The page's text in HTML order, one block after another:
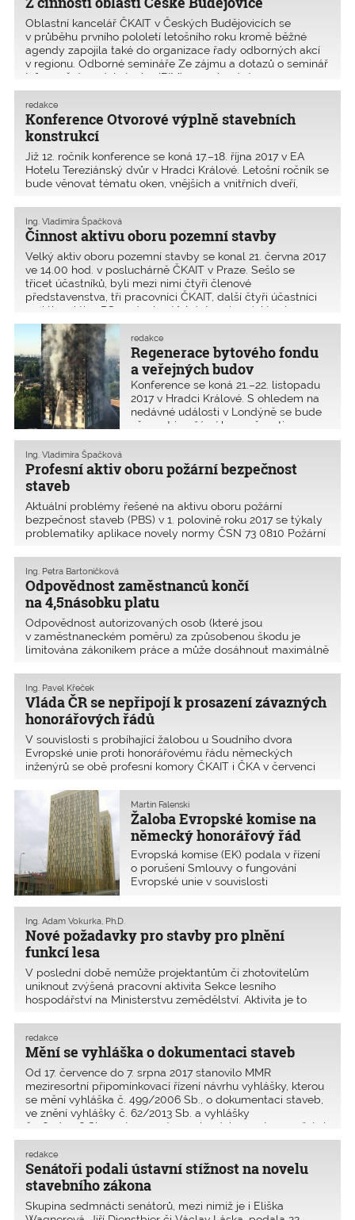
Oblastní kancelář ČKAIT v Českých Budějovicích se
v průběhu prvního pololetí letošního roku kromě běžné
agendy zapojila také do organizace řady odborných akcí
v regionu. Odborné semináře Ze zájmu a dotazů o seminář
Informační model stavby (BIM) v navrhování, p
Konference Otvorové výplně stavebních
konstrukcí
redakce
Již 12. ročník konference se koná 17.–18. října 2017 v EA
Hotelu Tereziánský dvůr v Hradci Králové. Letošní ročník se
bude věnovat tématu oken, vnějších a vnitřních dveří,
na základní technické vlastn
Činnost aktivu oboru pozemní stavby
Ing. Vladimíra Špačková
Velký aktiv oboru pozemní stavby se konal 21. června 2017
ve 14.00 hod. v posluchárně ČKAIT v Praze. Sešlo se
třicet účastníků, byli mezi nimi čtyři členové
představenstva, tři pracovníci ČKAIT, další čtyři účastníci
malého aktivu PS, sedm hostů (zástupci projektový
Regenerace bytového fondu
a veřejných budov
redakce
Konference se koná 21.–22. listopadu
2017 v Hradci Králové. S ohledem na
nedávné události v Londýně se bude
věnovat i požární bezpečnosti
dodatečně zateplovaných objektů
Profesní aktiv oboru požární bezpečnost
staveb
Ing. Vladimíra Špačková
Aktuální problémy řešené na aktivu oboru požární
bezpečnost staveb (PBS) v 1. polovině roku 2017 se týkaly
problematiky aplikace novely normy ČSN 73 0810 Požární
oboru požární bezpečnost staveb se konal 21. března 2
Odpovědnost zaměstnanců končí
na 4,5násobku platu
Ing. Petra Bartoníčková
Odpovědnost autorizovaných osob (které jsou
v zaměstnaneckém poměru) za způsobenou škodu je
limitována zákoníkem práce a může dosáhnout maximálně
s novým občanským zákoníkem přibývají dotazy týkající se
profesn
Vláda ČR se nepřipojí k prosazení závazných
honorářových řádů
Ing. Pavel Křeček
V souvislosti s probíhající žalobou u Soudního dvora
Evropské unie proti honorářovému řádu německých
inženýrů se obě profesní komory ČKAIT i ČKA v červenci
a požádaly ho o podporu Spolkové republiky Německo ve
Žaloba Evropské komise na
německý honorářový řád
inženýrů a architektů
Martin Falenski
Evropská komise (EK) podala v řízení
o porušení Smlouvy o fungování
Evropské unie v souvislosti
architekty a inženýry (HOAI) žalobu
(SDEU) kvůli lpění na minimálních
Nové požadavky pro stavby pro plnění
funkcí lesa
Ing. Adam Vokurka, Ph.D.
V poslední době nemůže projektantům či zhotovitelům
uniknout zvýšená pracovní aktivita Sekce lesního
hospodářství na Ministerstvu zemědělství. Aktivita je to
hlasitou podporou se daří aktualizovat potřebné tec
Mění se vyhláška o dokumentaci staveb
redakce
Od 17. července do 7. srpna 2017 stanovilo MMR
meziresortní připomínkovací řízení návrhu vyhlášky, kterou
se mění vyhláška č. 499/2006 Sb., o dokumentaci staveb,
ve znění vyhlášky č. 62/2013 Sb. a vyhlášky
č. 169/2016 Sb., o stanovení rozsahu dokumentace veřejné
zaká
Senátoři podali ústavní stížnost na novelu
stavebního zákona
redakce
Skupina sedmnácti senátorů, mezi nimiž je i Eliška